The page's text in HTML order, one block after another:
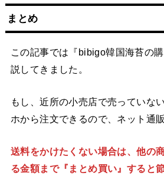
まとめ
この記事では『bibigo韓国海苔の
説してきました。
もし、近所の小売店で売っていな
ホから注文できるので、ネット通
送料をかけたくない場合は、他の
る金額まで『まとめ買い』すると